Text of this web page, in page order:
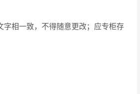
相一致，不得随意更改；应专柜存